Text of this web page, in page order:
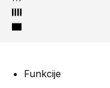
Funkcije